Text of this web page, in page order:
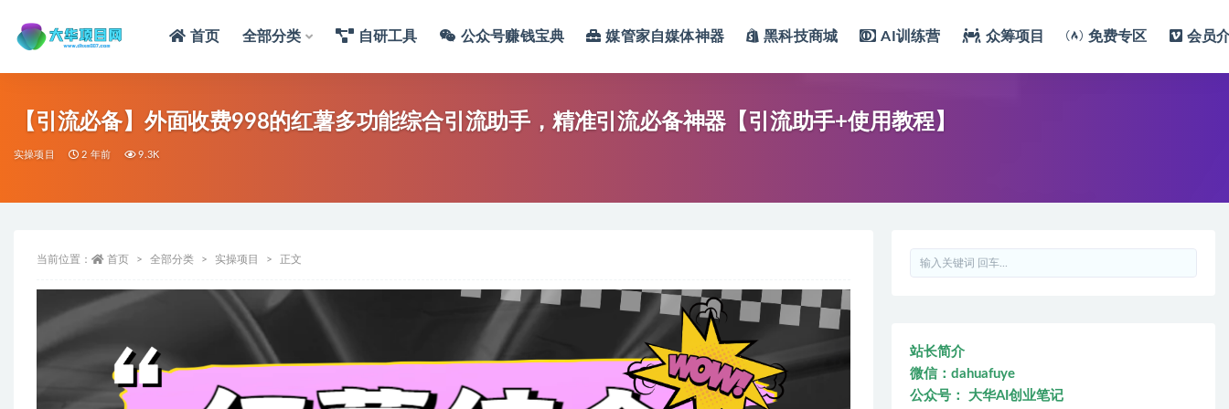
首页 全部分类 自研工具 公众号赚钱宝典 媒管家自媒体神器 黑科技商城 AI训练营 众筹项目 免费专区 会员
【引流必备】外面收费998的红薯多功能综合引流助手，精准引流必备神器【引流助手+使用教程】
实操项目 2 年前 9.3K
当前位置： 首页 全部分类 实操项目 正文
站长简介
微信：dahuafuye
公众号： 大华AI创业笔记